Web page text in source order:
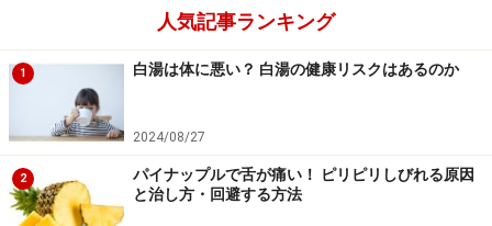
さらに詳しく知りたい方は、「
命に関わる危険性も……急
クルミとカシューナッツ」をあわせてご覧ください。
※記事内容は執筆時点のものです。最新の内容をご確認くださ
い。
※当サイトにおける医師・医療従事者等による情報の提供は、診
断・治療行為ではありません。診断・治療を必要とする方は、適
切な医療機関での受診をおすすめいたします。記事内容は執筆者
人気記事ランキング
1 白湯は体に悪い？ 白湯の健康リスクはあるのか
2024/08/27
2
パイナップルで舌が痛い！ ピリピリしびれる原因
と治し方・回避する方法